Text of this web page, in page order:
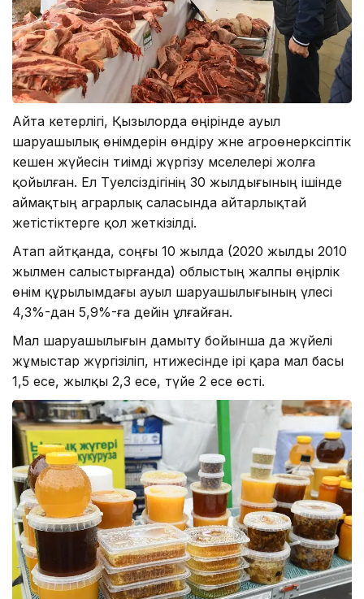
Айта кетерлігі, Қызылорда өңірінде ауыл
шаруашылық өнімдерін өндіру және агроөнеркәсіптік
кешен жүйесін тиімді жүргізу мәселелері жолға
қойылған. Ел Тәуелсіздігінің 30 жылдығының ішінде
аймақтың аграрлық саласында айтарлықтай
жетістіктерге қол жеткізілді.
Атап айтқанда, соңғы 10 жылда (2020 жылды 2010
жылмен салыстырғанда) облыстың жалпы өңірлік
өнім құрылымдағы ауыл шаруашылығының үлесі
4,3%-дан 5,9%-ға дейін ұлғайған.
Мал шаруашылығын дамыту бойынша да жүйелі
жұмыстар жүргізіліп, нәтижесінде ірі қара мал басы
1,5 есе, жылқы 2,3 есе, түйе 2 есе өсті.